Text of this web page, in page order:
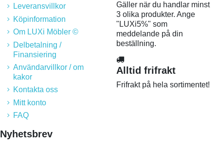
Leveransvillkor
Köpinformation
Om LUXi Möbler ©
Delbetalning /
Finansiering
Användarvillkor / om
kakor
Kontakta oss
Mitt konto
FAQ
Gäller när du handlar minst
3 olika produkter. Ange
"LUXi5%" som
meddelande på din
beställning.
Alltid frifrakt
Frifrakt på hela sortimentet!
Nyhetsbrev